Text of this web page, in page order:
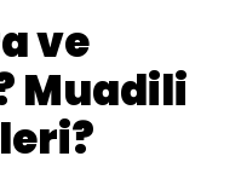
ve
Muadili